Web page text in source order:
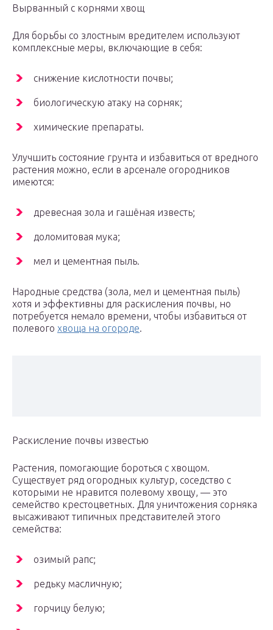
Вырванный с корнями хвощ
Для борьбы со злостным вредителем используют
комплексные меры, включающие в себя:
снижение кислотности почвы;
биологическую атаку на сорняк;
химические препараты.
Улучшить состояние грунта и избавиться от вредного
растения можно, если в арсенале огородников
имеются:
древесная зола и гашёная известь;
доломитовая мука;
мел и цементная пыль.
Народные средства (зола, мел и цементная пыль)
хотя и эффективны для раскисления почвы, но
потребуется немало времени, чтобы избавиться от
полевого хвоща на огороде.
Раскисление почвы известью
Растения, помогающие бороться с хвощом.
Существует ряд огородных культур, соседство с
которыми не нравится полевому хвощу, — это
семейство крестоцветных. Для уничтожения сорняка
высаживают типичных представителей этого
семейства:
озимый рапс;
редьку масличную;
горчицу белую;